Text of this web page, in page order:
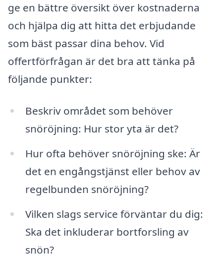
ge en bättre översikt över kostnaderna
och hjälpa dig att hitta det erbjudande
som bäst passar dina behov. Vid
offertförfrågan är det bra att tänka på
följande punkter:
Beskriv området som behöver
snöröjning: Hur stor yta är det?
Hur ofta behöver snöröjning ske: Är
det en engångstjänst eller behov av
regelbunden snöröjning?
Vilken slags service förväntar du dig:
Ska det inkluderar bortforsling av
snön?